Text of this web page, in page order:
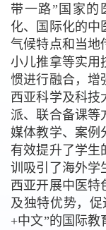
带一路”国家的
化、国际化的中
气候特点和当地
小儿推拿等实用
惯进行融合，增
西亚科学及科技
派、联合备课等
媒体教学、案例
有效提升了学生
训吸引了海外学
西亚开展中医特
及独特优势，
+中文”的国际